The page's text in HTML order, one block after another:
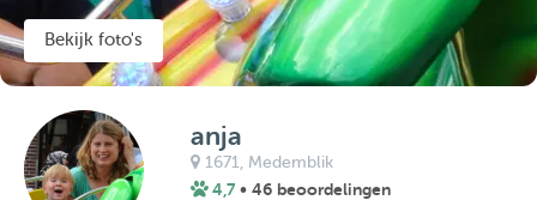
Bekijk foto's
anja
1671, Medemblik
4,7 • 46 beoordelingen